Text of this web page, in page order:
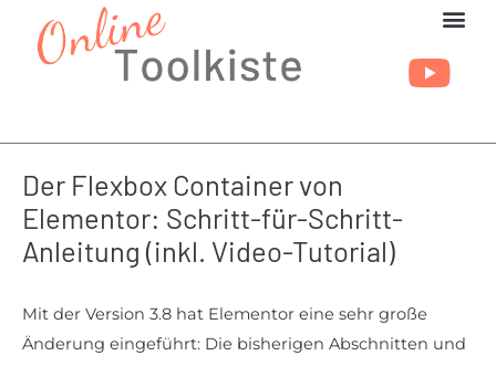
Inhalt
Der Flexbox Container von
Elementor: Schritt-für-Schritt-
Anleitung (inkl. Video-Tutorial)
Mit der Version 3.8 hat Elementor eine sehr große
Änderung eingeführt: Die bisherigen Abschnitten und